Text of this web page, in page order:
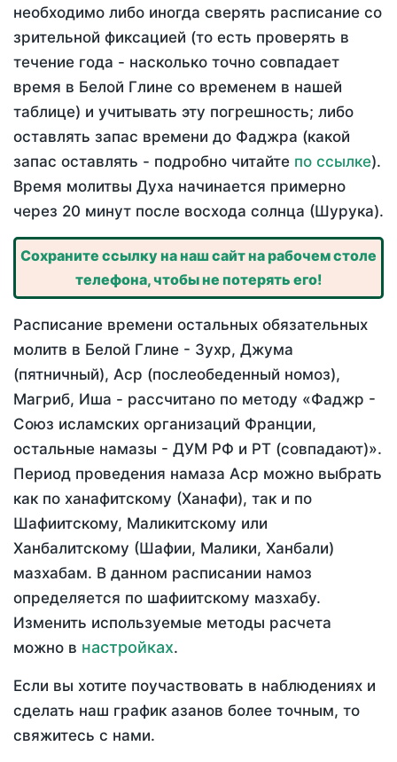
необходимо либо иногда сверять расписание со
зрительной фиксацией (то есть проверять в
течение года - насколько точно совпадает
время в Белой Глине со временем в нашей
таблице) и учитывать эту погрешность; либо
оставлять запас времени до Фаджра (какой
запас оставлять - подробно читайте по ссылке).
Время молитвы Духа начинается примерно
через 20 минут после восхода солнца (Шурука).
Сохраните ссылку на наш сайт на рабочем столе
телефона, чтобы не потерять его!
Расписание времени остальных обязательных
молитв в Белой Глине - Зухр, Джума
(пятничный), Аср (послеобеденный номоз),
Магриб, Иша - рассчитано по методу «Фаджр -
Союз исламских организаций Франции,
остальные намазы - ДУМ РФ и РТ (совпадают)».
Период проведения намаза Аср можно выбрать
как по ханафитскому (Ханафи), так и по
Шафиитскому, Маликитскому или
Ханбалитскому (Шафии, Малики, Ханбали)
мазхабам. В данном расписании намоз
определяется по шафиитскому мазхабу.
Изменить используемые методы расчета
можно в настройках.
Если вы хотите поучаствовать в наблюдениях и
сделать наш график азанов более точным, то
свяжитесь с нами.